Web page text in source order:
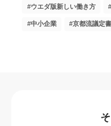
ウエダ版新しい働き方
中小企業 京都流議定書